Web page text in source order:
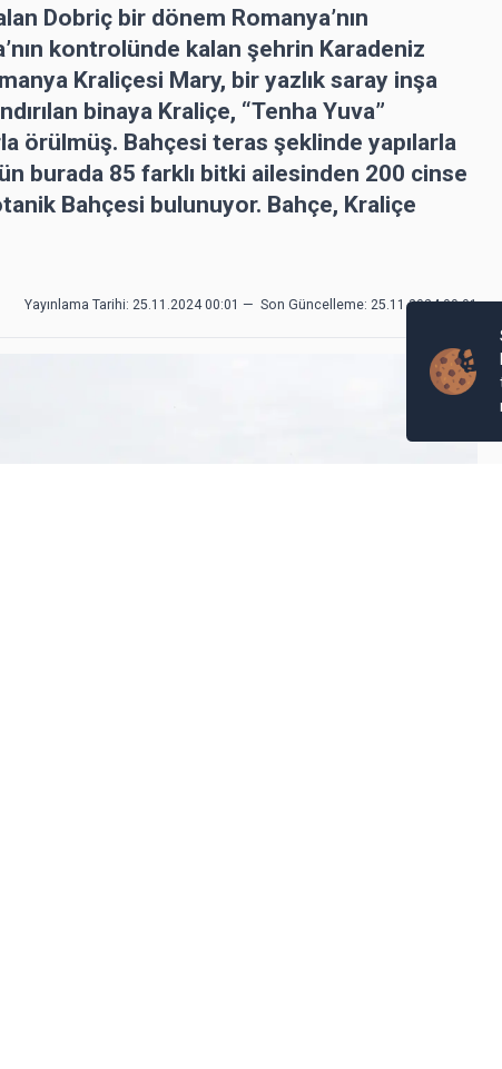
Dobriç bir dönem Romanya’nın
kontrolünde kalan şehrin Karadeniz
Kraliçesi Mary, bir yazlık saray inşa
binaya Kraliçe, “Tenha Yuva”
örülmüş. Bahçesi teras şeklinde yapılarla
burada 85 farklı bitki ailesinden 200 cinse
Bahçesi bulunuyor. Bahçe, Kraliçe
Yayınlama Tarihi: 25.11.2024 00:01 — Son Güncelleme: 25.11.2024 00:01